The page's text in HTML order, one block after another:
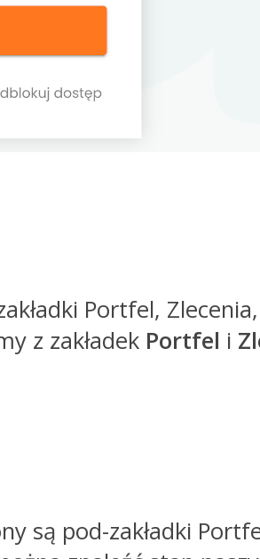
Portfel,
z zakładek Portfel i
są pod-zakładki